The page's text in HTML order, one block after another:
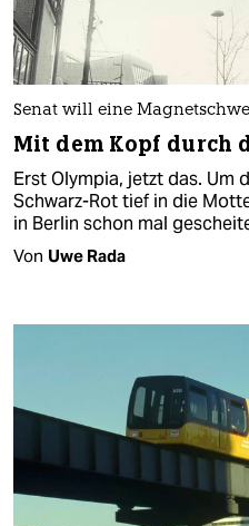
Senat will eine
Mit dem Kopf durch
Erst Olympia, jetzt das. Um
Schwarz-Rot tief in die
in Berlin schon mal
Von Uwe Rada